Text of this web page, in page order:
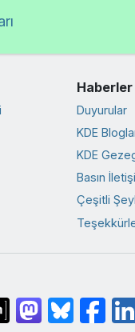
Haberler
Duyurular
KDE
KDE
Basın
Çeşitli